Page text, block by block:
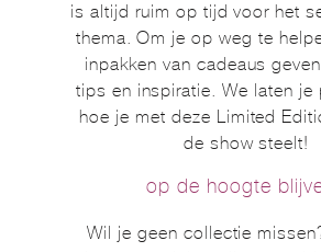
is altijd ruim op tijd voor het
thema. Om je op weg te
inpakken van cadeaus
tips en inspiratie. We laten je
hoe je met deze Limited
de show steelt!
op de hoogte
Wil je geen collectie